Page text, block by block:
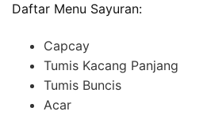
Daftar Menu Sayuran:
Capcay
Tumis Kacang Panjang
Tumis Buncis
Acar